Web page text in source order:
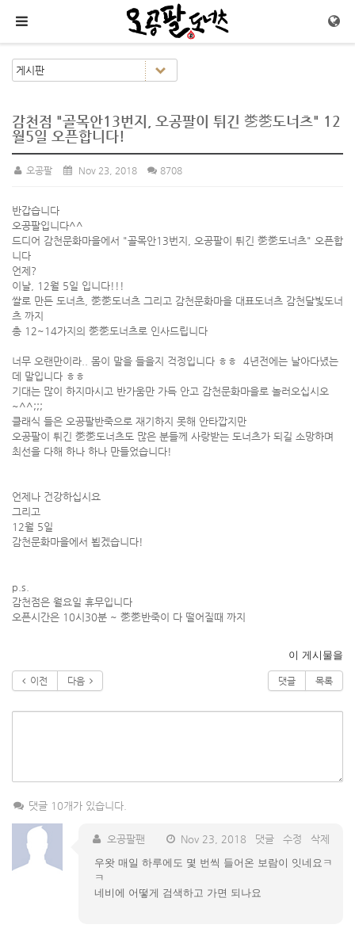
감천점 "골목안13번지, 오공팔이 튀긴 㐘㐘도너츠" 12
월5일 오픈합니다!
오공팔 Nov 23, 2018 8708
반갑습니다
오공팔입니다^^
드디어 감천문화마을에서 "골목안13번지, 오공팔이 튀긴 㐘㐘도너츠" 오픈합
니다
언제?
이날, 12월 5일 입니다!!!
쌀로 만든 도너츠, 㐘㐘도너츠 그리고 감천문화마을 대표도너츠 감천달빛도너
츠 까지
총 12~14가지의 㐘㐘도너츠로 인사드립니다
너무 오랜만이라.. 몸이 말을 들을지 걱정입니다 ㅎㅎ 4년전에는 날아다녔는
데 말입니다 ㅎㅎ
기대는 많이 하지마시고 반가움만 가득 안고 감천문화마을로 놀러오십시오
~^^;;;
클래식 들은 오공팔반죽으로 재기하지 못해 안타깝지만
오공팔이 튀긴 㐘㐘도너츠도 많은 분들께 사랑받는 도너츠가 되길 소망하며
최선을 다해 하나 하나 만들었습니다!
언제나 건강하십시요
그리고
12월 5일
감천문화마을에서 뵙겠습니다!
p.s.
감천점은 월요일 휴무입니다
오픈시간은 10시30분 ~ 㐘㐘반죽이 다 떨어질때 까지
이 게시물을
이전 다음 댓글 목록
댓글 10개가 있습니다.
오공팔팬 Nov 23, 2018 댓글 수정
삭제
우왓 매일 하루에도 몇 번씩 들어온 보람이 잇네요ㅋ
ㅋ
네비에 어떻게 검색하고 가면 되나요